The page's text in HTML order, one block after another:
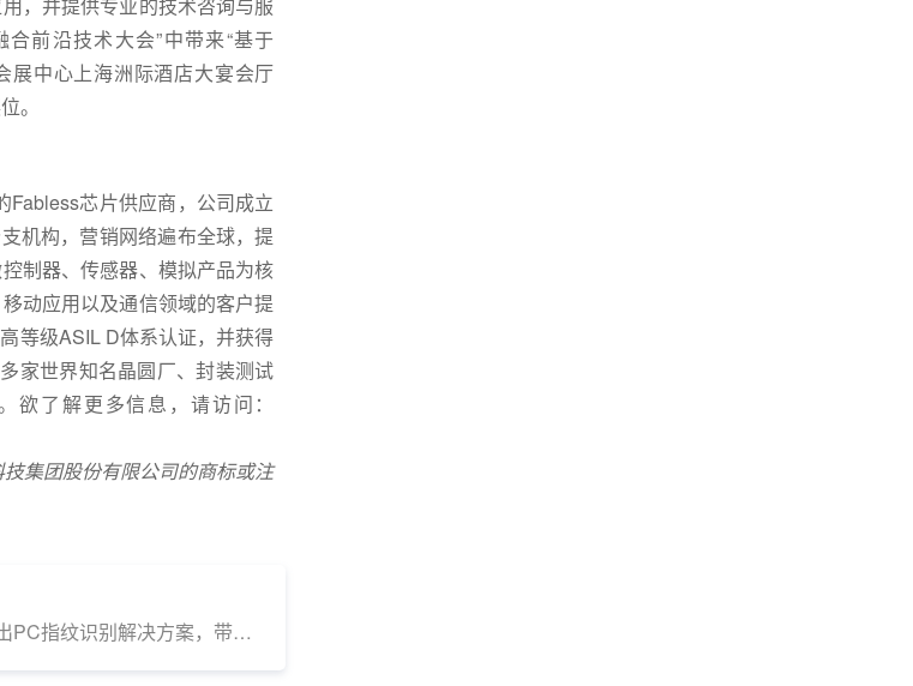
前沿技术大会”中带来“基于
展中心上海洲际酒店大宴会厅
。
Fabless芯片供应商，公司成立
机构，营销网络遍布全球，提
制器、传感器、模拟产品为核
动应用以及通信领域的客户提
等级ASIL D体系认证，并获得
家世界知名晶圆厂、封装测试
了解更多信息，请访问：
集团股份有限公司的商标或注
兆易创新推出PC指纹识别解决方案，带来安全便捷新体验